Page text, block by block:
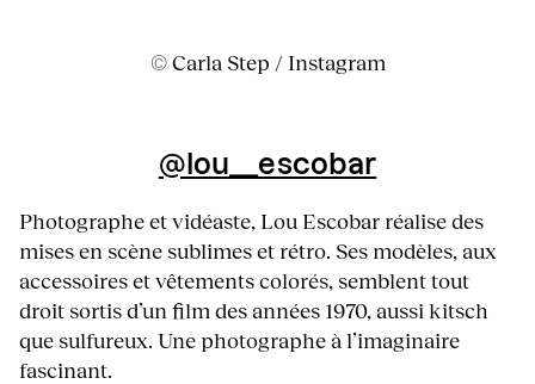
© Carla Step / Instagram
@lou__escobar
Photographe et vidéaste, Lou Escobar réalise des
mises en scène sublimes et rétro. Ses modèles, aux
accessoires et vêtements colorés, semblent tout
droit sortis d’un film des années 1970, aussi kitsch
que sulfureux. Une photographe à l’imaginaire
fascinant.